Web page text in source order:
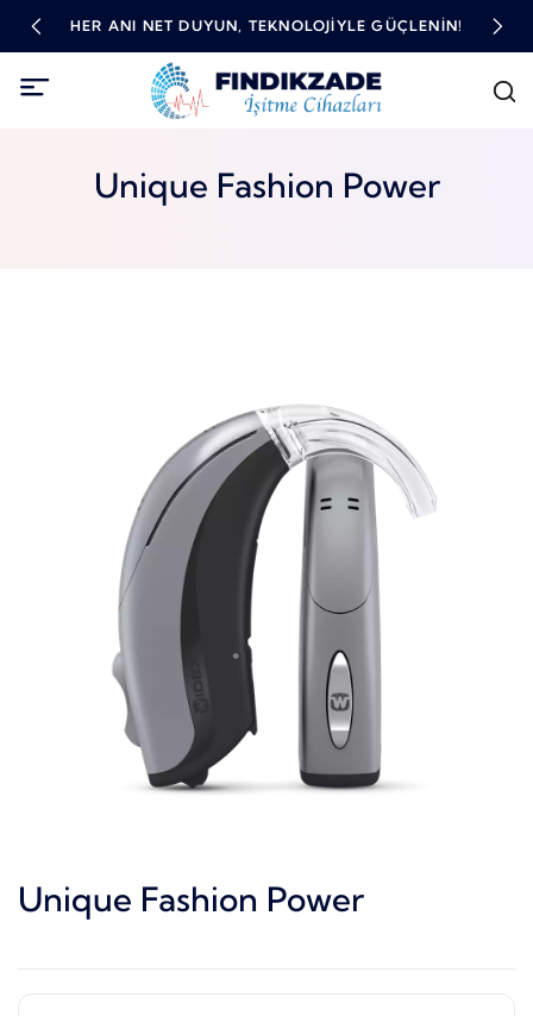
HER ANI NET DUYUN, TEKNOLOJIYLE GÜÇLENIN!
Unique Fashion Power
Unique Fashion Power